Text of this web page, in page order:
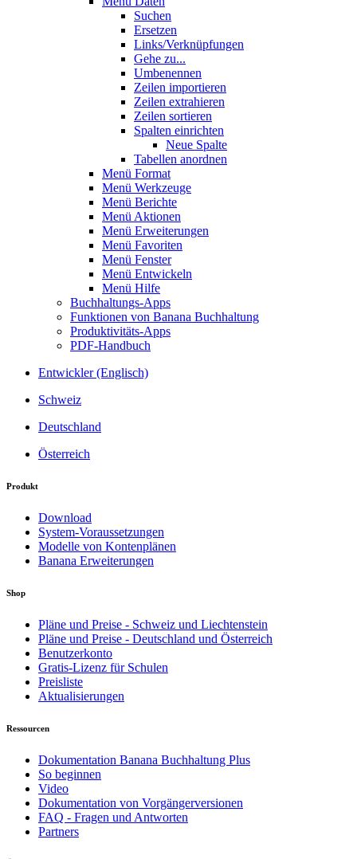
Suchen
Ersetzen
Links/Verknüpfungen
Gehe zu...
Umbenennen
Zeilen importieren
Zeilen extrahieren
Zeilen sortieren
Spalten einrichten
Neue Spalte
Tabellen anordnen
Menü Format
Menü Werkzeuge
Menü Berichte
Menü Aktionen
Menü Erweiterungen
Menü Favoriten
Menü Fenster
Menü Entwickeln
Menü Hilfe
Buchhaltungs-Apps
Funktionen von Banana Buchhaltung
Produktivitäts-Apps
PDF-Handbuch
Entwickler (Englisch)
Schweiz
Deutschland
Österreich
Produkt
Download
System-Voraussetzungen
Modelle von Kontenplänen
Banana Erweiterungen
Shop
Pläne und Preise - Schweiz und Liechtenstein
Pläne und Preise - Deutschland und Österreich
Benutzerkonto
Gratis-Lizenz für Schulen
Preisliste
Aktualisierungen
Ressourcen
Dokumentation Banana Buchhaltung Plus
So beginnen
Video
Dokumentation von Vorgängerversionen
FAQ - Fragen und Antworten
Partners